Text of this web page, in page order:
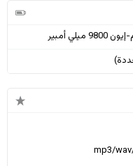
أمبير
mp3/